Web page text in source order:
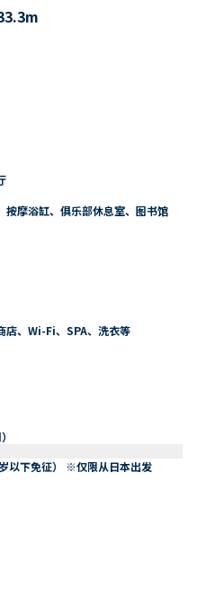
m
按摩浴缸、俱乐部休息室、图书馆
店、Wi-Fi、SPA、洗衣等
以下免征） ※仅限从日本出发